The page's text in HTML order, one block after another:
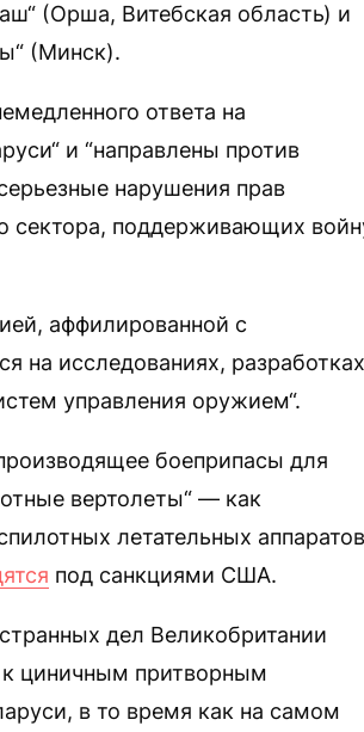
(Орша, Витебская область) и
(Минск).
ответа на
и “направлены против
нарушения прав
сектора, поддерживающих
аффилированной с
на исследованиях, разработках
управления оружием“.
боеприпасы для
вертолеты“ — как
летательных
под санкциями США.
дел Великобритании
циничным притворным
в то время как на самом